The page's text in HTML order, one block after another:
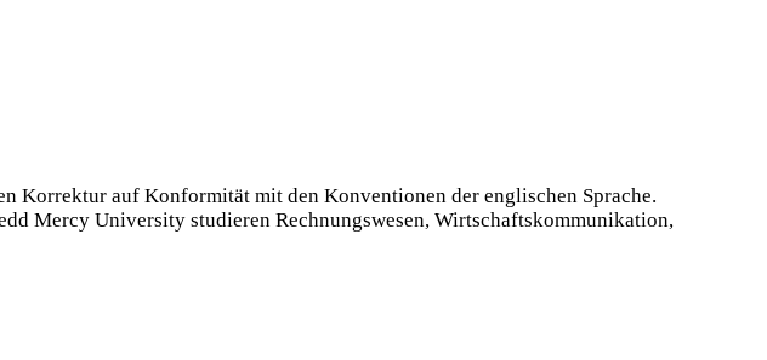
Korrektur auf Konformität mit den Konventionen der englischen Sprache.
Mercy University studieren Rechnungswesen, Wirtschaftskommunikation,